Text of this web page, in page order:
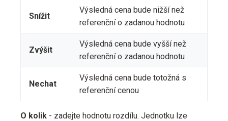
Snížit
Výsledná cena bude nižší než
referenční o zadanou hodnotu
Zvýšit
Výsledná cena bude vyšší než
referenční o zadanou hodnotu
Nechat
Výsledná cena bude totožná s
referenční cenou
O kolik - zadejte hodnotu rozdílu. Jednotku lze